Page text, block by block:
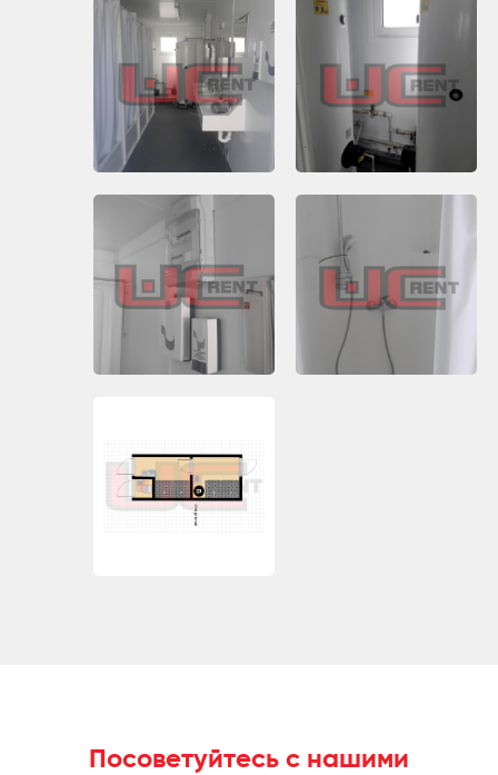
Посоветуйтесь с нашими